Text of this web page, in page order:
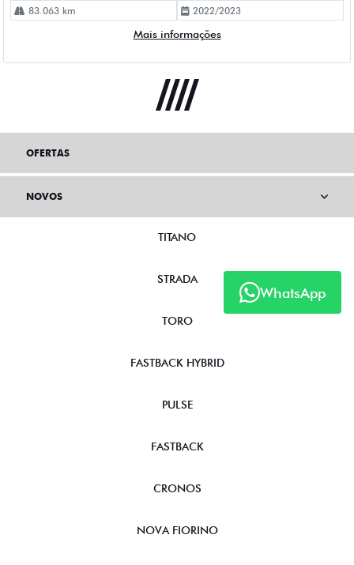
83.063 km 2022/2023
Mais informações
WhatsApp
OFERTAS
NOVOS
TITANO
STRADA
TORO
FASTBACK HYBRID
PULSE
FASTBACK
CRONOS
NOVA FIORINO